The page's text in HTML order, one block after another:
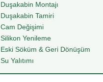
Duşakabin Montajı
Duşakabin Tamiri
Cam Değişimi
Silikon Yenileme
Eski Söküm & Geri Dönüşüm
Su Yalıtımı